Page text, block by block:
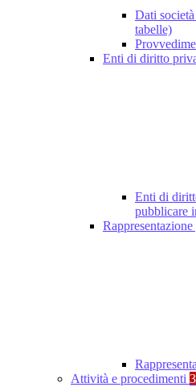
Dati
tabelle)
Enti di diritto
Enti di
pubblicare
Attività e procedimenti 3